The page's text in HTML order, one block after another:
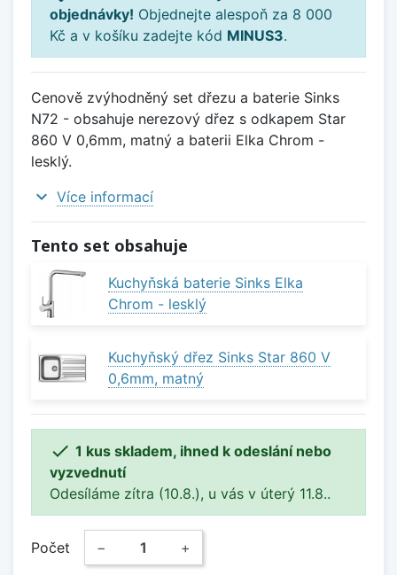
objednávky! Objednejte alespoň za 8 000
Kč a v košíku zadejte kód MINUS3.
Cenově zvýhodněný set dřezu a baterie Sinks
N72 - obsahuje nerezový dřez s odkapem Star
860 V 0,6mm, matný a baterii Elka Chrom -
lesklý.
expand_more Více informací
Tento set obsahuje
Kuchyňská baterie Sinks Elka
Chrom - lesklý
Kuchyňský dřez Sinks Star 860 V
0,6mm, matný
 1 kus skladem, ihned k odeslání nebo
vyzvednutí
Odesíláme zítra (10.8.), u vás v úterý 11.8..
Počet − +